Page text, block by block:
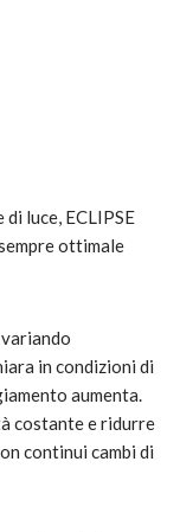
luce, ECLIPSE
ottimale
in condizioni di
aumenta.
costante e ridurre
continui cambi di